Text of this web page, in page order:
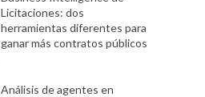
Licitaciones: dos
herramientas diferentes para
ganar más contratos públicos
Análisis de agentes en